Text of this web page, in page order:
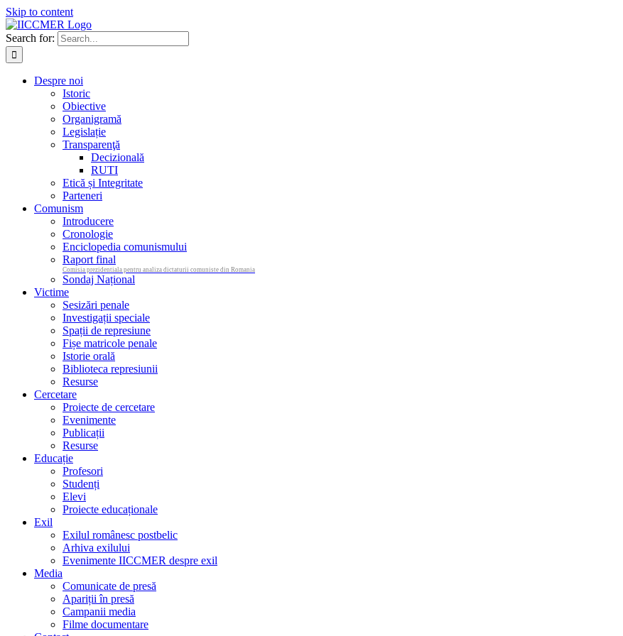
Skip to content
Search for:
Despre noi
Istoric
Obiective
Organigramă
Legislație
Transparenţă
Decizională
RUTI
Etică și Integritate
Parteneri
Comunism
Introducere
Cronologie
Enciclopedia comunismului
Raport final
Comisia prezidentiala pentru analiza dictaturii comuniste din Romania
Sondaj Național
Victime
Sesizări penale
Investigații speciale
Spații de represiune
Fișe matricole penale
Istorie orală
Biblioteca represiunii
Resurse
Cercetare
Proiecte de cercetare
Evenimente
Publicații
Resurse
Educație
Profesori
Studenți
Elevi
Proiecte educaționale
Exil
Exilul românesc postbelic
Arhiva exilului
Evenimente IICCMER despre exil
Media
Comunicate de presă
Apariții în presă
Campanii media
Filme documentare